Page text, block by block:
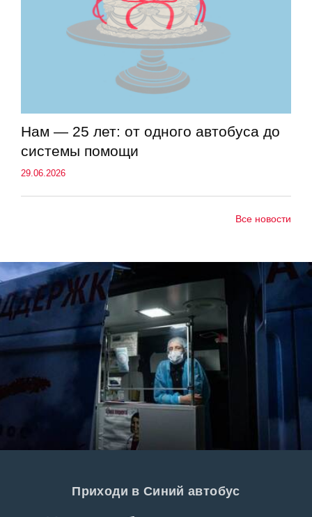
Нам — 25 лет: от одного автобуса до
системы помощи
29.06.2026
Все новости
Приходи в Синий автобус